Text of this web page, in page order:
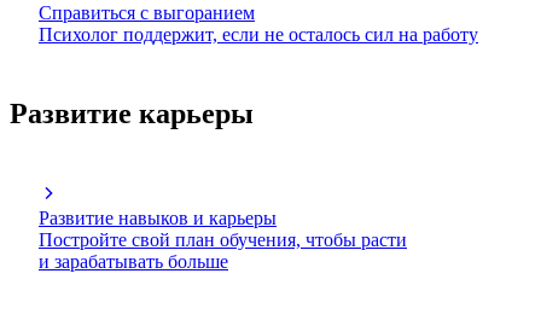
Справиться с выгоранием
Психолог поддержит, если не осталось сил на работу
Развитие карьеры
Развитие навыков и карьеры
Постройте свой план обучения, чтобы расти
и зарабатывать больше